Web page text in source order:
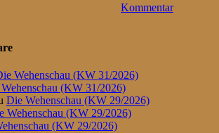
Kommentar
Wehenschau (KW 31/2026)
(KW 31/2026)
Die Wehenschau (KW 29/2026)
Wehenschau (KW 29/2026)
(KW 29/2026)